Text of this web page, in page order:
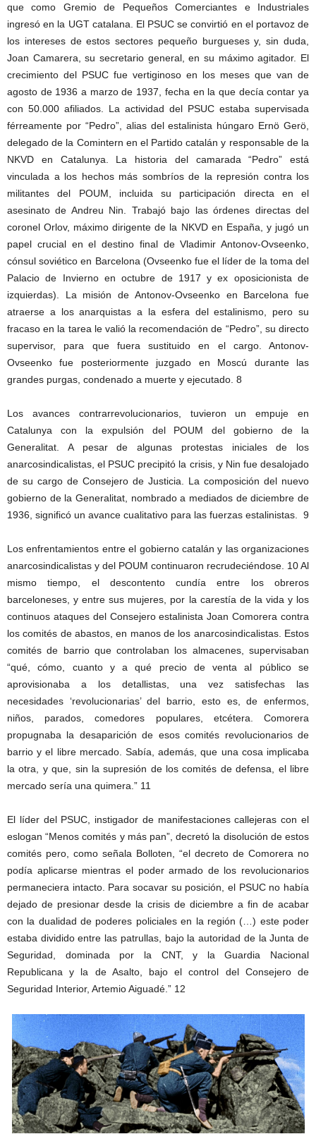
que como Gremio de Pequeños Comerciantes e Industriales
ingresó en la UGT catalana. El PSUC se convirtió en el portavoz de
los intereses de estos sectores pequeño burgueses y, sin duda,
Joan Camarera, su secretario general, en su máximo agitador. El
crecimiento del PSUC fue vertiginoso en los meses que van de
agosto de 1936 a marzo de 1937, fecha en la que decía contar ya
con 50.000 afiliados. La actividad del PSUC estaba supervisada
férreamente por “Pedro”, alias del estalinista húngaro Ernö Gerö,
delegado de la Comintern en el Partido catalán y responsable de la
NKVD en Catalunya. La historia del camarada “Pedro” está
vinculada a los hechos más sombríos de la represión contra los
militantes del POUM, incluida su participación directa en el
asesinato de Andreu Nin. Trabajó bajo las órdenes directas del
coronel Orlov, máximo dirigente de la NKVD en España, y jugó un
papel crucial en el destino final de Vladimir Antonov-Ovseenko,
cónsul soviético en Barcelona (Ovseenko fue el líder de la toma del
Palacio de Invierno en octubre de 1917 y ex oposicionista de
izquierdas). La misión de Antonov-Ovseenko en Barcelona fue
atraerse a los anarquistas a la esfera del estalinismo, pero su
fracaso en la tarea le valió la recomendación de “Pedro”, su directo
supervisor, para que fuera sustituido en el cargo. Antonov-
Ovseenko fue posteriormente juzgado en Moscú durante las
grandes purgas, condenado a muerte y ejecutado. 8
Los avances contrarrevolucionarios, tuvieron un empuje en
Catalunya con la expulsión del POUM del gobierno de la
Generalitat. A pesar de algunas protestas iniciales de los
anarcosindicalistas, el PSUC precipitó la crisis, y Nin fue desalojado
de su cargo de Consejero de Justicia. La composición del nuevo
gobierno de la Generalitat, nombrado a mediados de diciembre de
1936, significó un avance cualitativo para las fuerzas estalinistas. 9
Los enfrentamientos entre el gobierno catalán y las organizaciones
anarcosindicalistas y del POUM continuaron recrudeciéndose. 10 Al
mismo tiempo, el descontento cundía entre los obreros
barceloneses, y entre sus mujeres, por la carestía de la vida y los
continuos ataques del Consejero estalinista Joan Comorera contra
los comités de abastos, en manos de los anarcosindicalistas. Estos
comités de barrio que controlaban los almacenes, supervisaban
“qué, cómo, cuanto y a qué precio de venta al público se
aprovisionaba a los detallistas, una vez satisfechas las
necesidades ‘revolucionarias’ del barrio, esto es, de enfermos,
niños, parados, comedores populares, etcétera. Comorera
propugnaba la desaparición de esos comités revolucionarios de
barrio y el libre mercado. Sabía, además, que una cosa implicaba
la otra, y que, sin la supresión de los comités de defensa, el libre
mercado sería una quimera.” 11
El líder del PSUC, instigador de manifestaciones callejeras con el
eslogan “Menos comités y más pan”, decretó la disolución de estos
comités pero, como señala Bolloten, “el decreto de Comorera no
podía aplicarse mientras el poder armado de los revolucionarios
permaneciera intacto. Para socavar su posición, el PSUC no había
dejado de presionar desde la crisis de diciembre a fin de acabar
con la dualidad de poderes policiales en la región (…) este poder
estaba dividido entre las patrullas, bajo la autoridad de la Junta de
Seguridad, dominada por la CNT, y la Guardia Nacional
Republicana y la de Asalto, bajo el control del Consejero de
Seguridad Interior, Artemio Aiguadé.” 12